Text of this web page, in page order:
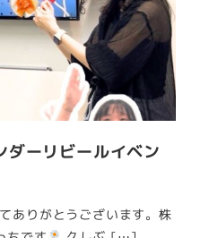
ダーリビールイベン
ありがとうございます。株